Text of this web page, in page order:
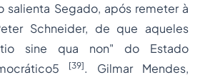
salienta Segado, após remeter à
Schneider, de que aqueles
sine qua non" do Estado
[39]. Gilmar Mendes,